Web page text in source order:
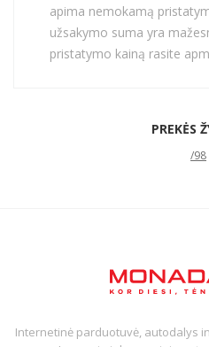
apima nemokamą
užsakymo suma yra
pristatymo kainą rasite
PREKĖS
/98
Internetinė parduotuvė, autodalys